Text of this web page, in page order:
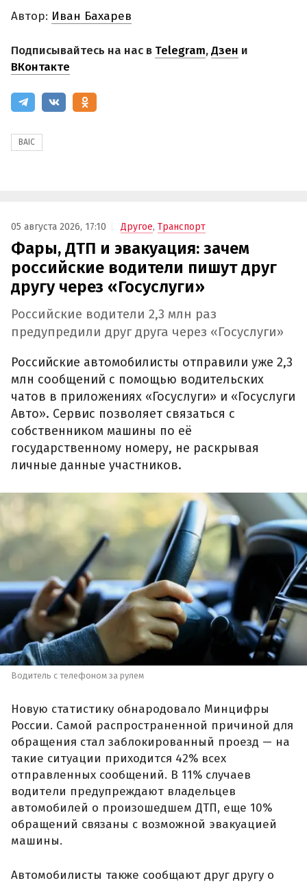
Автор: Иван Бахарев
Подписывайтесь на нас в Telegram,Дзен и
ВКонтакте
BAIC
05 августа 2026, 17:10 Другое, Транспорт
Фары, ДТП и эвакуация: зачем
российские водители пишут друг
другу через «Госуслуги»
Российские водители 2,3 млн раз
предупредили друг друга через «Госуслуги»
Российские автомобилисты отправили уже 2,3
млн сообщений с помощью водительских
чатов в приложениях «Госуслуги» и «Госуслуги
Авто». Сервис позволяет связаться с
собственником машины по её
государственному номеру, не раскрывая
личные данные участников.
Водитель с телефоном за рулем
Новую статистику обнародовало Минцифры
России. Самой распространенной причиной для
обращения стал заблокированный проезд — на
такие ситуации приходится 42% всех
отправленных сообщений. В 11% случаев
водители предупреждают владельцев
автомобилей о произошедшем ДТП, еще 10%
обращений связаны с возможной эвакуацией
машины.
Автомобилисты также сообщают друг другу о